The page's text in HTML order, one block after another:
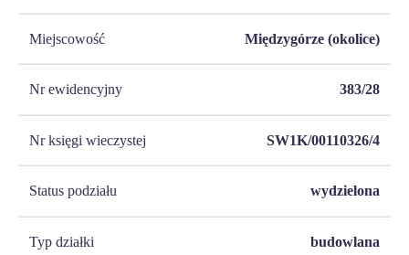
Miejscowość Międzygórze (okolice)
Nr ewidencyjny 383/28
Nr księgi wieczystej SW1K/00110326/4
Status podziału wydzielona
Typ działki budowlana